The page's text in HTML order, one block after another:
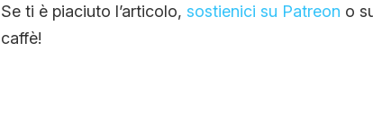
Se ti è piaciuto l’articolo, sostienici su Patreon o
caffè!